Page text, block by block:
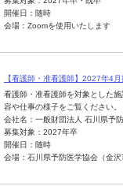
開催日：随時
会場：Zoomを使用いたします
【看護師・准看護師】2027年4
看護師・准看護師を対象とした
容や仕事の様子をご覧ください。
会社名：一般財団法人 石川県予
募集対象：2027年卒
開催日：随時
会場：石川県予防医学協会（金沢